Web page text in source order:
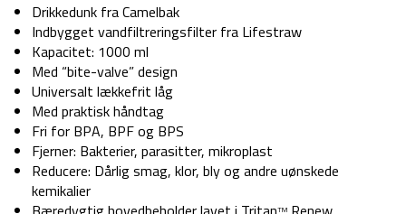
Drikkedunk fra Camelbak
Indbygget vandfiltreringsfilter fra Lifestraw
Kapacitet: 1000 ml
Med “bite-valve” design
Universalt lækkefrit låg
Med praktisk håndtag
Fri for BPA, BPF og BPS
Fjerner: Bakterier, parasitter, mikroplast
Reducere: Dårlig smag, klor, bly og andre uønskede
kemikalier
TM